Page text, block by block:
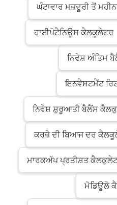
ਘੰਟਾਵਾਰ ਮਜ਼ਦੂਰੀ ਤੋਂ
ਹਾਈਪੋਟੈਨਿਊਸ ਕੈਲਕੂਲੇਟਰ
ਨਿਵੇਸ਼ ਅੰਤਿਮ
ਇਨਵੈਸਟਮੈਂਟ
ਨਿਵੇਸ਼ ਸ਼ੁਰੂਆਤੀ ਬੈਲੈਂਸ
ਕਰਜ਼ੇ ਦੀ ਬਿਆਜ ਦਰ
ਮਾਰਕਅੱਪ ਪ੍ਰਤੀਸ਼ਤ
ਮੋਡਿਊਲੋ